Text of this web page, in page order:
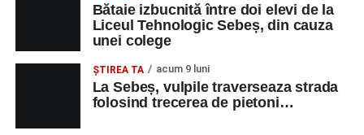
Bătaie izbucnită între doi elevi de la
Liceul Tehnologic Sebeș, din cauza
unei colege
ŞTIREA TA acum 9 luni
La Sebeș, vulpile traverseaza strada
folosind trecerea de pietoni…